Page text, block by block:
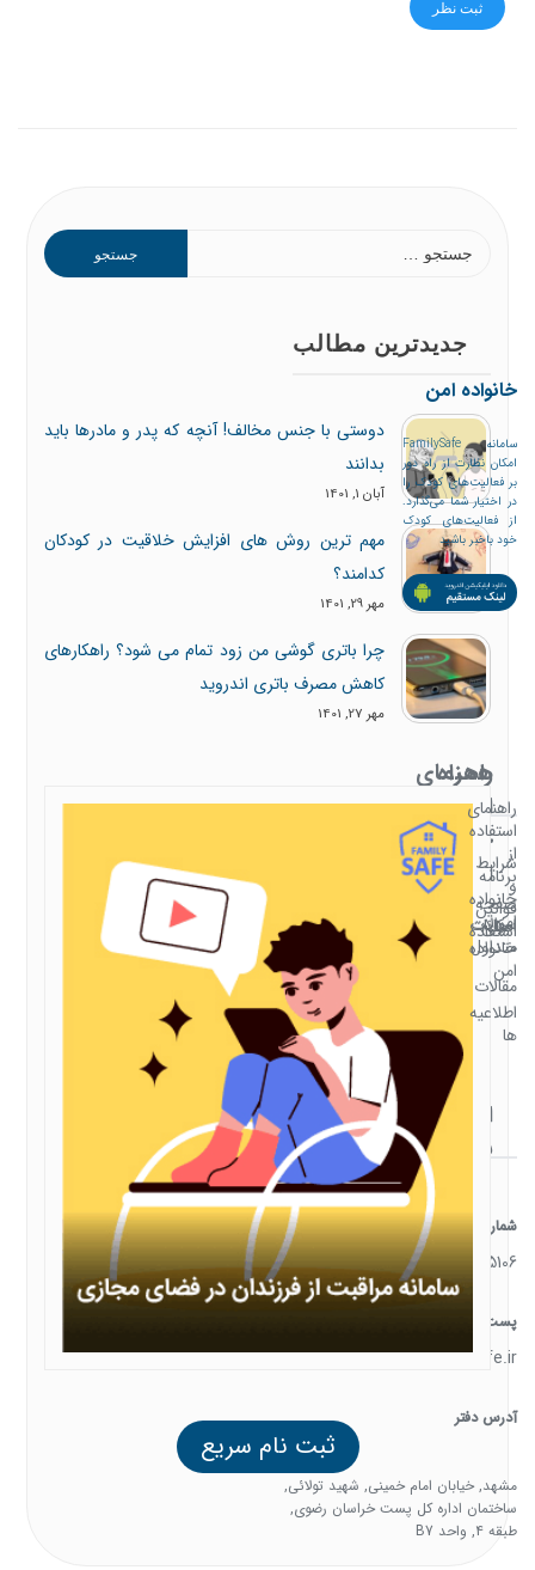
جدیدترین مطالب
دوستی با جنس مخالف! آنچه که پدر و مادرها باید
بدانند
آبان 1, 1401
مهم ترین روش های افزایش خلاقیت در کودکان
کدامند؟
مهر 29, 1401
چرا باتری گوشی من زود تمام می شود؟ راهکارهای
کاهش مصرف باتری اندروید
مهر 27, 1401
ثبت نام سریع
خانواده امن
سامانه FamilySafe
امکان نظارت از راه دور
بر فعالیت‌های کودک را
در اختیار شما می‌گذارد.
از فعالیت‌های کودک
خود باخبر باشید
همراه
با
خانواده
امن
صفحه
اصلی
امکانات
خانواده
امن
مقالات
اطلاعیه
ها
راهنمای
استفادهراهنمای
استفاده
از
برنامه
خانواده
امن
شرایط
و
قوانین
استفاده
سوالات
متداول
ارتباط
با ما
شماره تماس
05138385106
پست الکترونیک
support@familysafe.ir
آدرس دفتر
مشهد, خیابان امام خمینی, شهید تولائی,
ساختمان اداره کل پست خراسان رضوی,
طبقه 4, واحد B7